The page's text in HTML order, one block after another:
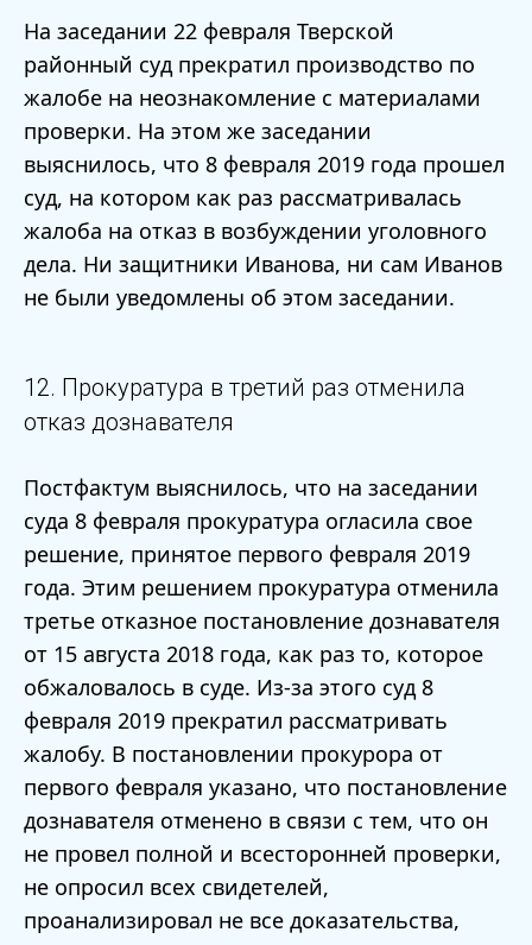
На заседании 22 февраля Тверской
районный суд прекратил производство по
жалобе на неознакомление с материалами
проверки. На этом же заседании
выяснилось, что 8 февраля 2019 года прошел
суд, на котором как раз рассматривалась
жалоба на отказ в возбуждении уголовного
дела. Ни защитники Иванова, ни сам Иванов
не были уведомлены об этом заседании.
12. Прокуратура в третий раз отменила
отказ дознавателя
Постфактум выяснилось, что на заседании
суда 8 февраля прокуратура огласила свое
решение, принятое первого февраля 2019
года. Этим решением прокуратура отменила
третье отказное постановление дознавателя
от 15 августа 2018 года, как раз то, которое
обжаловалось в суде. Из-за этого суд 8
февраля 2019 прекратил рассматривать
жалобу. В постановлении прокурора от
первого февраля указано, что постановление
дознавателя отменено в связи с тем, что он
не провел полной и всесторонней проверки,
не опросил всех свидетелей,
проанализировал не все доказательства,